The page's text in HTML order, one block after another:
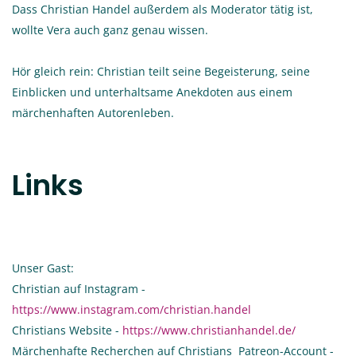
Dass Christian Handel außerdem als Moderator tätig ist,
wollte Vera auch ganz genau wissen.
Hör gleich rein: Christian teilt seine Begeisterung, seine
Einblicken und unterhaltsame Anekdoten aus einem
märchenhaften Autorenleben.
Links
Unser Gast:
Christian auf Instagram -
https://www.instagram.com/christian.handel
Christians Website - https://www.christianhandel.de/
Märchenhafte Recherchen auf Christians Patreon-Account -